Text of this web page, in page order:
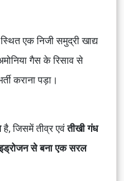
एक निजी समुद्री खाद्य
गैस के रिसाव से
कराना पड़ा।
है, जिसमें तीव्र एवंतीखी गंध
से बना एक सरल